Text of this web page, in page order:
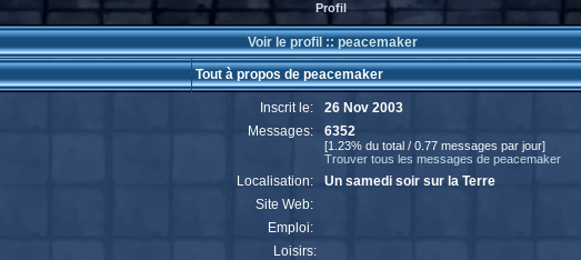
Profil
Voir le profil :: peacemaker
Tout à propos de peacemaker
Inscrit le:
26 Nov 2003
Messages:
6352
[1.23% du total / 0.77 messages par jour]
Trouver tous les messages de peacemaker
Localisation:
Un samedi soir sur la Terre
Site Web:
Emploi:
Loisirs: